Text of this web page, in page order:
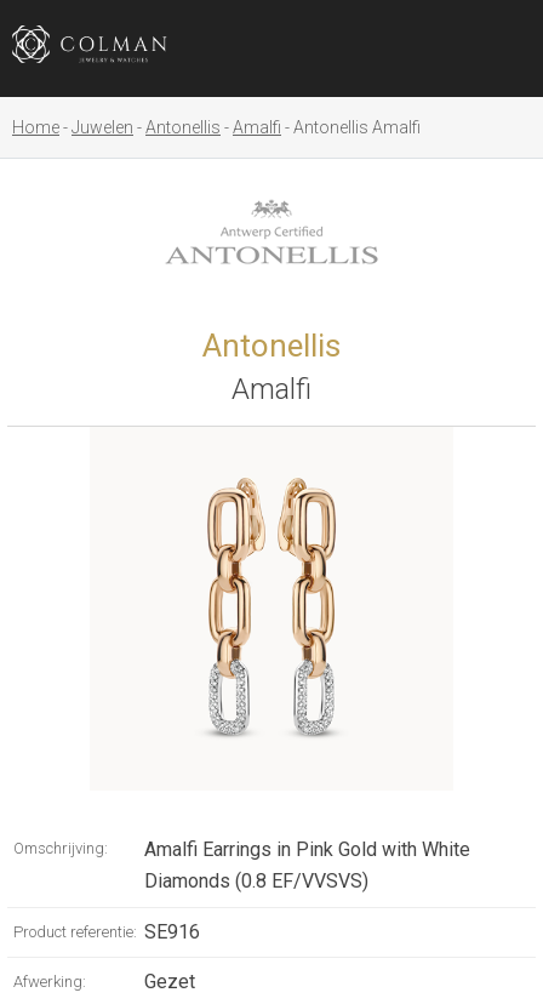
Home Juwelen Antonellis Amalfi Antonellis Amalfi
Antonellis
Amalfi
Omschrijving:
Amalfi Earrings in Pink Gold with White
Diamonds (0.8 EF/VVSVS)
Product referentie: SE916
Afwerking: Gezet